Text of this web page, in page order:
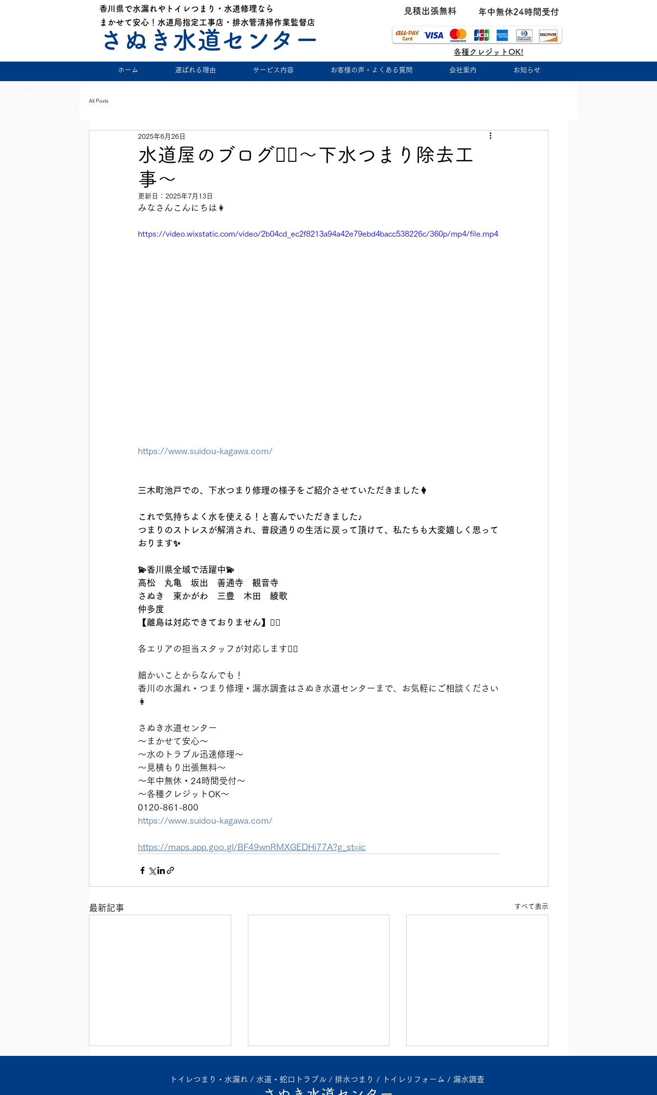
香川県で水漏れやトイレつまり・水道修理なら
さぬき水道センター
まかせて安心！水道局指定工事店・排水管清掃作業監督店
​見積出張無料 年中無休24時間受付
各種クレジットOK!
ホーム 選ばれる理由 サービス内容 お客様の声・よくある質問 会社案内 お知らせ
All Posts
水道屋のブログ👩‍⚕️〜下水つまり除去工
事〜
2025年6月26日
更新日： 2025年7月13日
みなさんこんにちは👩
https://video.wixstatic.com/video/2b04cd_ec2f8213a94a42e79ebd4bacc538226c/360p/mp4/file.mp4
https://www.suidou-kagawa.com/
三木町池戸での、下水つまり修理の様子をご紹介させていただきました👩
これで気持ちよく水を使える！と喜んでいただきました♪
つまりのストレスが解消され、普段通りの生活に戻って頂けて、私たちも大変嬉しく思って
おります✨
💫香川県全域で活躍中💫
高松　丸亀　坂出　善通寺　観音寺
さぬき　東かがわ　三豊　木田　綾歌
仲多度
【離島は対応できておりません】🙇‍♂️
各エリアの担当スタッフが対応します👷‍♂️
細かいことからなんでも！
香川の水漏れ・つまり修理・漏水調査はさぬき水道センターまで、お気軽にご相談ください
👩
さぬき水道センター
〜まかせて安心〜
〜水のトラブル迅速修理〜
〜見積もり出張無料〜
〜年中無休・24時間受付〜
〜各種クレジットOK〜
0120-861-800
https://www.suidou-kagawa.com/
https://maps.app.goo.gl/BF49wnRMXGEDHi77A?g_st=ic
最新記事 すべて表示
トイレつまり・水漏れ / 水道・蛇口トラブル / 排水つまり / トイレリフォーム / 漏水調査